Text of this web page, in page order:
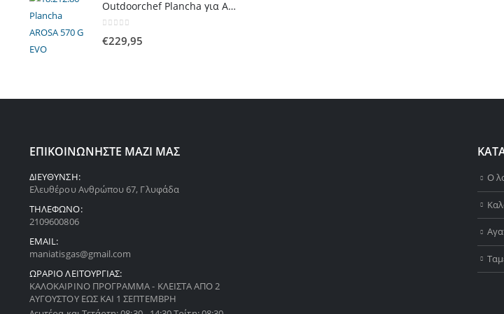
Outdoorchef Plancha για Arosa Evo
€229,95
ΕΠΙΚΟΙΝΩΝΗΣΤΕ ΜΑΖΙ ΜΑΣ
ΔΙΕΥΘΥΝΣΗ:
Ελευθέρου Ανθρώπου 67, Γλυφάδα
ΤΗΛΕΦΩΝΟ:
2109600806
EMAIL:
maniatisgas@gmail.com
ΩΡΑΡΙΟ ΛΕΙΤΟΥΡΓΙΑΣ:
ΚΑΛΟΚΑΙΡΙΝΟ ΠΡΟΓΡΑΜΜΑ - ΚΛΕΙΣΤΑ ΑΠΟ 2
ΑΥΓΟΥΣΤΟΥ ΕΩΣ ΚΑΙ 1 ΣΕΠΤΕΜΒΡΗ
Ο